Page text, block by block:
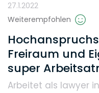
Gehalt
27.1.2022
Weiterempfohlen
Freiraum und
super
Arbeitet als lawyer